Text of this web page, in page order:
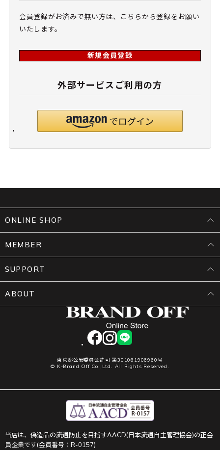
会員登録がお済みで無い方は、こちらから登録をお願い
いたします。
新規会員登録
外部サービスご利用の方
facebookinstagram
LINE
東京都公安委員会許可 第301061906960号
© K-Brand Off Co.,Ltd. All Rights Reserved.
ONLINE SHOP
MEMBER
SUPPORT
ABOUT
当店は、偽造品の流通防止を目指すAACD(日本流通自主管理協会)の正会
員企業です(会員番号：R-0157)